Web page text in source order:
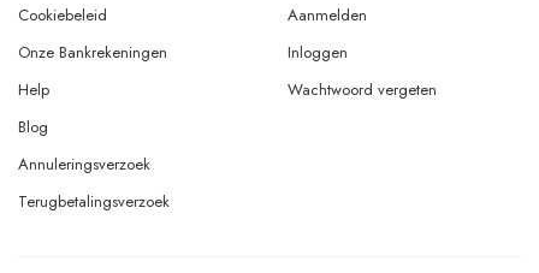
Cookiebeleid
Onze Bankrekeningen
Help
Aanmelden
Inloggen
Wachtwoord vergeten
Blog
Annuleringsverzoek
Terugbetalingsverzoek